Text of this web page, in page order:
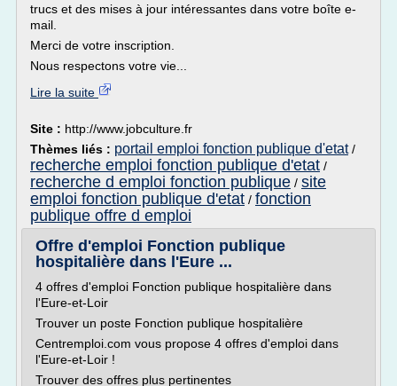
trucs et des mises à jour intéressantes dans votre boîte e-
mail.
Merci de votre inscription.
Nous respectons votre vie...
Lire la suite
Site : http://www.jobculture.fr
Thèmes liés : portail emploi fonction publique d'etat/
recherche emploi fonction publique d'etat /
recherche d emploi fonction publique / site
emploi fonction publique d'etat / fonction
publique offre d emploi
Offre d'emploi Fonction publique
hospitalière dans l'Eure ...
4 offres d'emploi Fonction publique hospitalière dans
l'Eure-et-Loir
Trouver un poste Fonction publique hospitalière
Centremploi.com vous propose 4 offres d'emploi dans
l'Eure-et-Loir !
Trouver des offres plus pertinentes